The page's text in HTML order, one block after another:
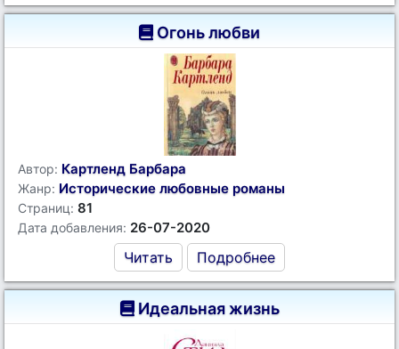
Огонь любви
Автор: Картленд Барбара
Жанр: Исторические любовные романы
Страниц: 81
Дата добавления: 26-07-2020
Читать Подробнее
Идеальная жизнь